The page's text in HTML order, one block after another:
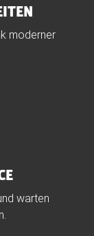
moderner
warten